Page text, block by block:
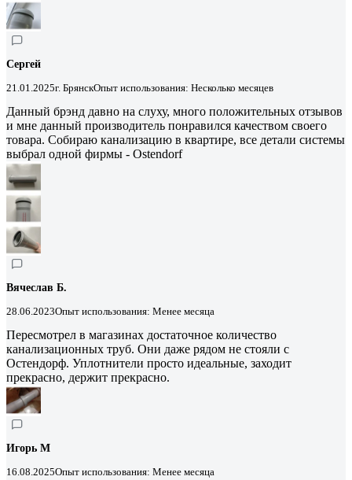
Сергей
21.01.2025г. БрянскОпыт использования: Несколько месяцев
Данный брэнд давно на слуху, много положительных отзывов
и мне данный производитель понравился качеством своего
товара. Собираю канализацию в квартире, все детали системы
выбрал одной фирмы - Ostendorf
Вячеслав Б.
28.06.2023Опыт использования: Менее месяца
Пересмотрел в магазинах достаточное количество
канализационных труб. Они даже рядом не стояли с
Остендорф. Уплотнители просто идеальные, заходит
прекрасно, держит прекрасно.
Игорь М
16.08.2025Опыт использования: Менее месяца